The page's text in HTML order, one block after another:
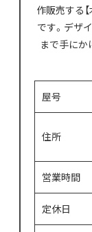
作販売する
です。デザ
まで手にか
屋号
住所
営業時間
定休日